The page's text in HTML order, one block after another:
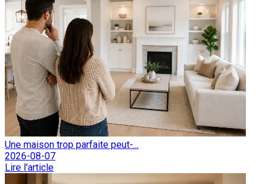
Une maison trop parfaite peut-...
2026-08-07
Lire l'article